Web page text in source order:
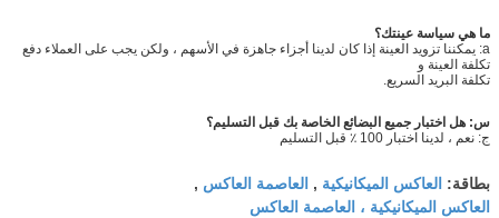
ما هي سياسة عينتك؟
a: يمكننا تزويد العينة إذا كان لدينا أجزاء جاهزة في الأسهم ، ولكن يجب على العملاء دفع
تكلفة العينة و
تكلفة البريد السريع.
س: هل اختبار جميع البضائع الخاصة بك قبل التسليم؟
ج: نعم ، لدينا اختبار 100 ٪ قبل التسليم
بطاقة: العاكس الميكانيكية , العاصمة العاكس ,
العاكس الميكانيكية ، العاصمة العاكس